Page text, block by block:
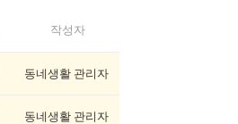
작성자
동네생활 관리자
동네생활 관리자